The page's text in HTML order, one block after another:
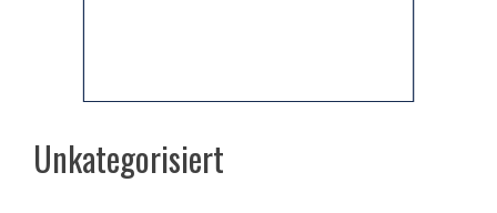
Unkategorisiert